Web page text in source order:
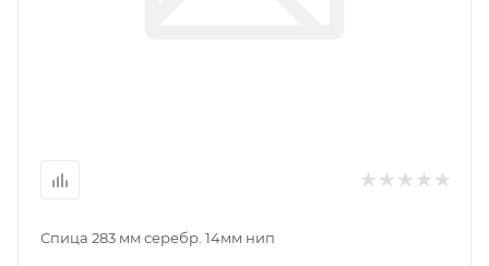
Спица 283 мм серебр. 14мм нип